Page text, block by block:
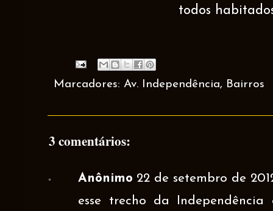
todos
Marcadores: Av. Independência, Bairros
3 comentários:
Anônimo 22 de setembro de
esse trecho da